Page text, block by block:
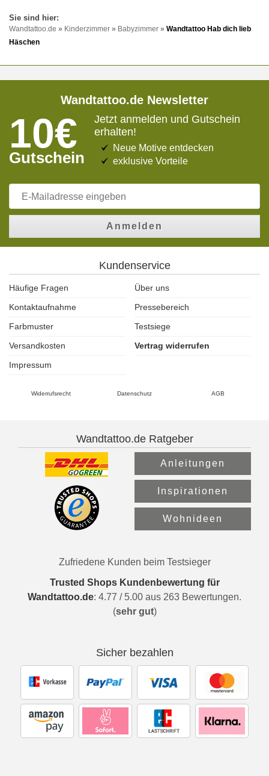
Wandtattoo.de » Kinderzimmer » Babyzimmer » Wandtattoo Hab dich lieb
Häschen
Wandtattoo.de Newsletter
10€
Gutschein
Jetzt anmelden und Gutschein
erhalten!
Neue Motive entdecken
exklusive Vorteile
Anmelden
Kundenservice
Häufige Fragen
Über uns
Kontaktaufnahme
Pressebereich
Farbmuster
Testsiege
Versandkosten
Vertrag widerrufen
Impressum
Widerrufsrecht Datenschutz AGB
Wandtattoo.de Ratgeber
Anleitungen
Inspirationen
Wohnideen
Zufriedene Kunden beim Testsieger
Trusted Shops Kundenbewertung für
Wandtattoo.de: 4.77 / 5.00 aus 263 Bewertungen.
(sehr gut)
Sicher bezahlen